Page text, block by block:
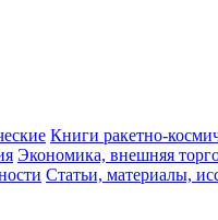
Книги ракетно-
Экономика, внешняя
Статьи, материалы,